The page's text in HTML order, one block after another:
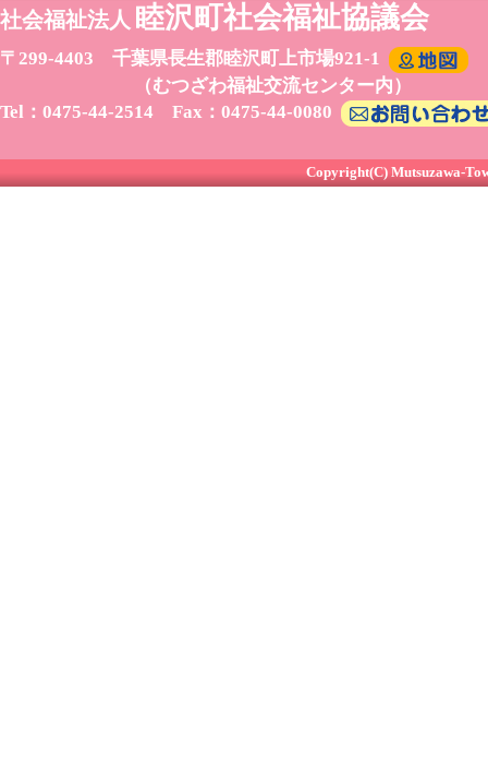
社会福祉法人 睦沢町社会福祉協議会
〒299-4403 千葉県長生郡睦沢町上市場921-1
（むつざわ福祉交流センター内）
Tel：0475-44-2514 Fax：0475-44-0080
Copyright(C) Mutsuzawa-